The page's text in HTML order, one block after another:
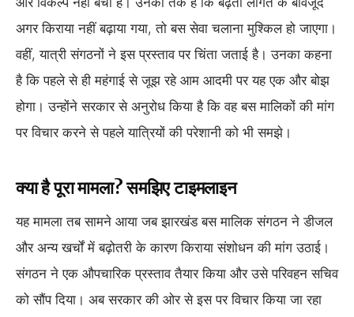
अगर किराया नहीं बढ़ाया गया, तो बस सेवा चलाना मुश्किल हो जाएगा।
वहीं, यात्री संगठनों ने इस प्रस्ताव पर चिंता जताई है। उनका कहना
है कि पहले से ही महंगाई से जूझ रहे आम आदमी पर यह एक और बोझ
होगा। उन्होंने सरकार से अनुरोध किया है कि वह बस मालिकों की मांग
पर विचार करने से पहले यात्रियों की परेशानी को भी समझे।
क्या है पूरा मामला? समझिए टाइमलाइन
यह मामला तब सामने आया जब झारखंड बस मालिक संगठन ने डीजल
और अन्य खर्चों में बढ़ोतरी के कारण किराया संशोधन की मांग उठाई।
संगठन ने एक औपचारिक प्रस्ताव तैयार किया और उसे परिवहन सचिव
को सौंप दिया। अब सरकार की ओर से इस पर विचार किया जा रहा